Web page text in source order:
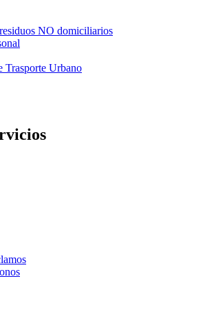
NO domiciliarios
Trasporte Urbano